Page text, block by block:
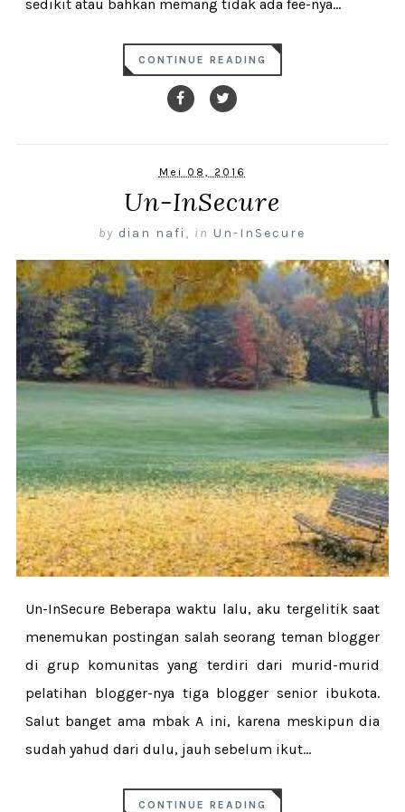
sedikit atau bahkan memang tidak ada fee-nya...
CONTINUE READING
Mei 08, 2016
Un-InSecure
by dian nafi , in Un-InSecure
Un-InSecure Beberapa waktu lalu, aku tergelitik saat
menemukan postingan salah seorang teman blogger
di grup komunitas yang terdiri dari murid-murid
pelatihan blogger-nya tiga blogger senior ibukota.
Salut banget ama mbak A ini, karena meskipun dia
sudah yahud dari dulu, jauh sebelum ikut...
CONTINUE READING